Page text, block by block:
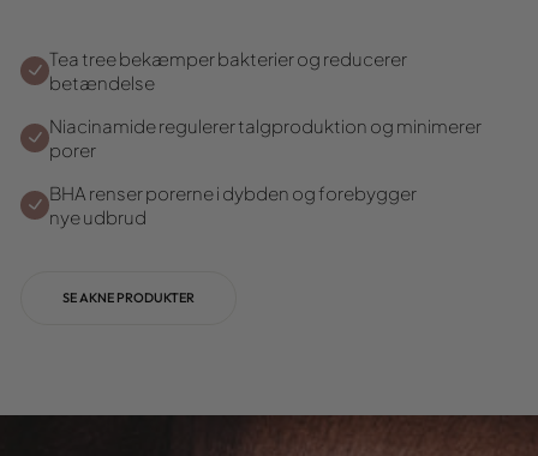
Tea tree bekæmper bakterier og reducerer
betændelse
Niacinamide regulerer talgproduktion og minimerer
porer
BHA renser porerne i dybden og forebygger
nye udbrud
SE AKNE PRODUKTER